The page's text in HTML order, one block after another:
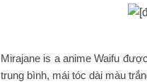
Mirajane is a anime Waifu
trung bình, mái tóc dài màu